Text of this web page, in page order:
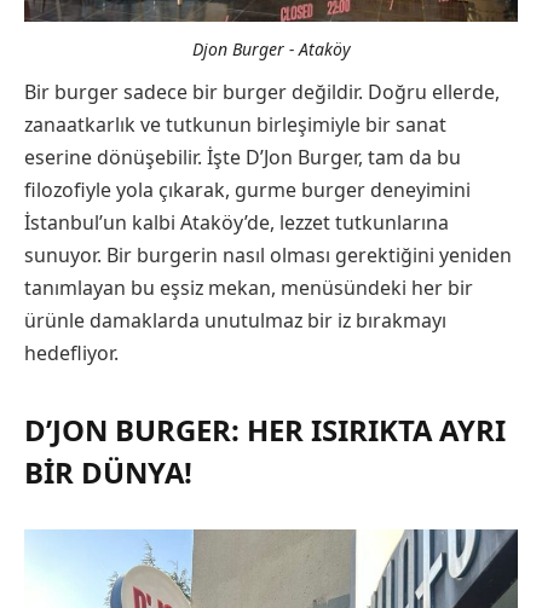
Djon Burger - Ataköy
Bir burger sadece bir burger değildir. Doğru ellerde,
zanaatkarlık ve tutkunun birleşimiyle bir sanat
eserine dönüşebilir. İşte D’Jon Burger, tam da bu
filozofiyle yola çıkarak, gurme burger deneyimini
İstanbul’un kalbi Ataköy’de, lezzet tutkunlarına
sunuyor. Bir burgerin nasıl olması gerektiğini yeniden
tanımlayan bu eşsiz mekan, menüsündeki her bir
ürünle damaklarda unutulmaz bir iz bırakmayı
hedefliyor.
D’JON BURGER: HER ISIRIKTA AYRI
BIR DÜNYA!